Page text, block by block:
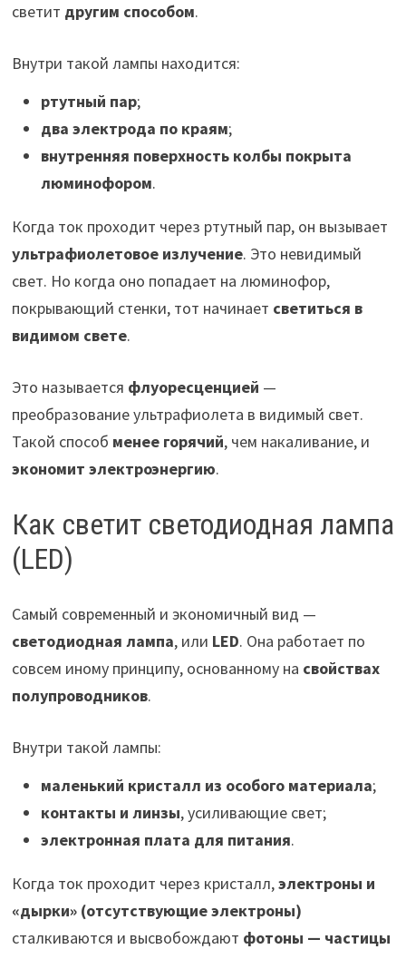
светит другим способом.
Внутри такой лампы находится:
ртутный пар;
два электрода по краям;
внутренняя поверхность колбы покрыта
люминофором.
Когда ток проходит через ртутный пар, он вызывает
ультрафиолетовое излучение. Это невидимый
свет. Но когда оно попадает на люминофор,
покрывающий стенки, тот начинает светиться в
видимом свете.
Это называется флуоресценцией —
преобразование ультрафиолета в видимый свет.
Такой способ менее горячий, чем накаливание, и
экономит электроэнергию.
Как светит светодиодная лампа
(LED)
Самый современный и экономичный вид —
светодиодная лампа, или LED. Она работает по
совсем иному принципу, основанному на свойствах
полупроводников.
Внутри такой лампы:
маленький кристалл из особого материала;
контакты и линзы, усиливающие свет;
электронная плата для питания.
Когда ток проходит через кристалл,электроны и
«дырки» (отсутствующие электроны)
сталкиваются и высвобождают фотоны — частицы